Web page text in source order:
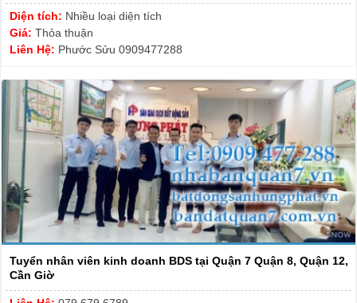
Diện tích: Nhiều loại diện tích
Giá: Thỏa thuận
Liên Hệ: Phước Sửu 0909477288
Tuyển nhân viên kinh doanh BDS tại Quận 7 Quận 8, Quận 12,
Cần Giờ